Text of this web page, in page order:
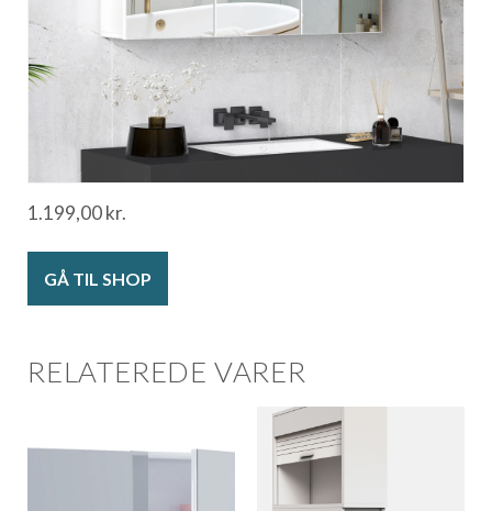
1.199,00kr.
GÅ TIL SHOP
RELATEREDE VARER